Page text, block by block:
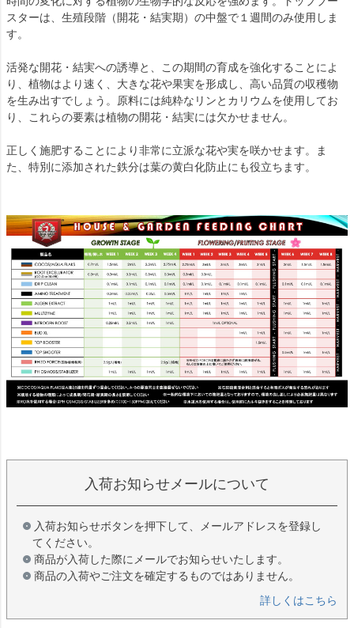
スターは、生殖段階（開花・結実期）の中盤で１週間のみ使用しま
す。
活発な開花・結実への誘導と、この期間の育成を強化することによ
り、植物はより速く、大きな花や果実を形成し、高い品質の収穫物
を生み出すでしょう。原料には純粋なリンとカリウムを使用してお
り、これらの要素は植物の開花・結実には欠かせません。
正しく施肥することにより非常に立派な花や実を咲かせます。ま
た、特別に添加された鉄分は葉の黄白化防止にも役立ちます。
入荷お知らせメールについて
入荷お知らせボタンを押下して、メールアドレスを登録し
てください。
商品が入荷した際にメールでお知らせいたします。
商品の入荷やご注文を確定するものではありません。
詳しくはこちら